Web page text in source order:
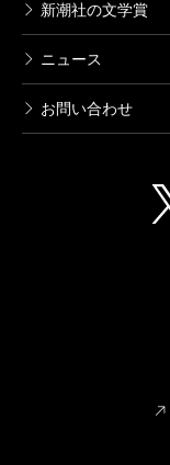
新潮社の文学賞
ニュース
お問い合わせ